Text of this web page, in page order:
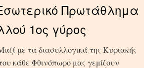
Πρωτάθλημα
1ος γύρος
με τα διασυλλογικά της Κυριακής
κάθε Φθινόπωρο μας γεμίζουν